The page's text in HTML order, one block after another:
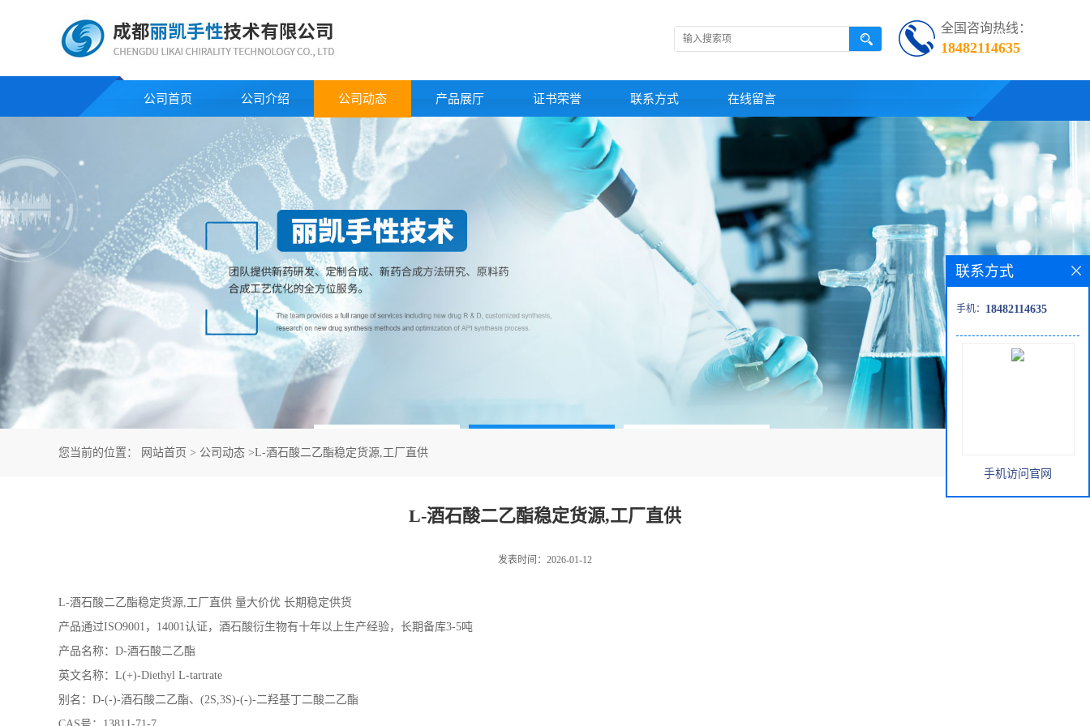
全国咨询热线：
18482114635
公司首页 公司介绍 公司动态 产品展厅 证书荣誉 联系方式 在线留言
您当前的位置： 网站首页 > 公司动态 >L-酒石酸二乙酯稳定货源,工厂直供
L-酒石酸二乙酯稳定货源,工厂直供
发表时间：2026-01-12
L-酒石酸二乙酯稳定货源,工厂直供 量大价优 长期稳定供货
产品通过ISO9001，14001认证，酒石酸衍生物有十年以上生产经验，长期备库3-5吨
产品名称：D-酒石酸二乙酯
英文名称：L(+)-Diethyl L-tartrate
别名：D-(-)-酒石酸二乙酯、(2S,3S)-(-)-二羟基丁二酸二乙酯
联系方式
手机： 18482114635
手机访问官网